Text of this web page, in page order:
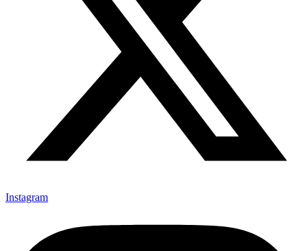
Instagram